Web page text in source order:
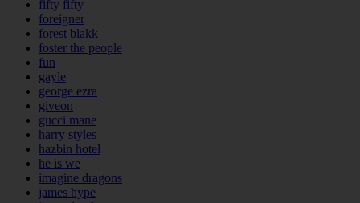
fifty fifty
foreigner
forest blakk
foster the people
fun
gayle
george ezra
giveon
gucci mane
harry styles
hazbin hotel
he is we
imagine dragons
james hype